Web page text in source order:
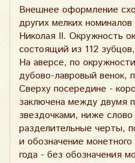
Внешнее оформление
других мелких
Николая II. Окружность
состоящий из 112
На аверсе, по
дубово-лавровый венок,
Сверху посередине -
заключена между двумя
звездочками, ниже
разделительные черты,
и обозначение
года - без обозначения